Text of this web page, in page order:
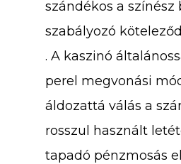
szándékos a színész
szabályozó
. A kaszinó
perel megvonási
áldozattá válás a
rosszul használt
tapadó pénzmosás